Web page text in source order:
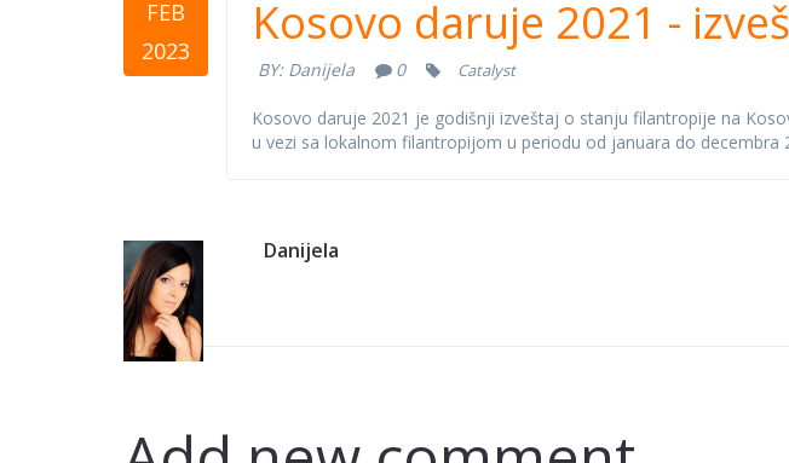
FEB
2023
filantropije
Kosovo daruje 2021 -
BY: Danijela 0 Catalyst
Kosovo daruje 2021 je godišnji izveštaj o stanju filantropije na
u vezi sa lokalnom filantropijom u periodu od januara do decembra
Danijela